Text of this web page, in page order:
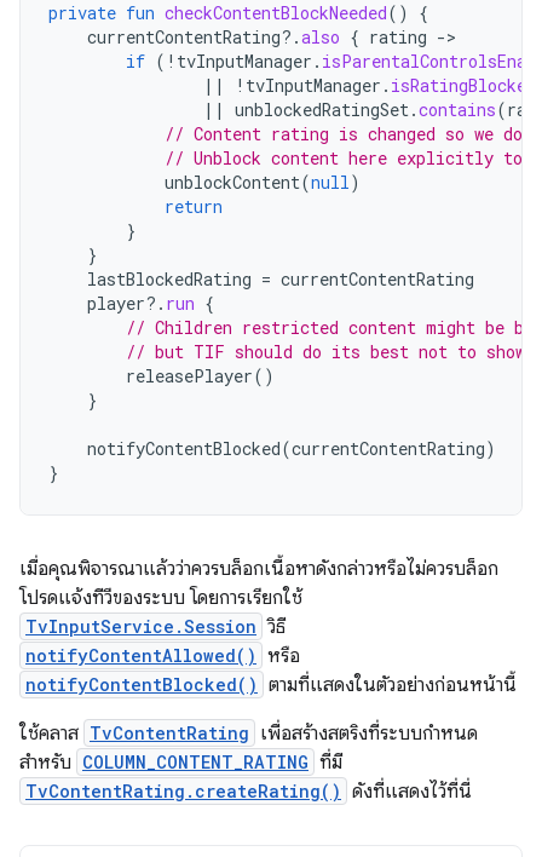
private fun checkContentBlockNeeded()
{
currentContentRating?.also { rating -
if ( ! tvInputManager .
||
! tvInputManager . isRatingBlocked
||
unblockedRatingSet.contains(
// Content rating is changed so we
// Unblock content here explicitly to
unblockContent(null)
return
}
}
lastBlockedRating = currentContentRating
player?. run {
// Children restricted content might be
// but TIF should do its best not to show
releasePlayer()
}
notifyContentBlocked(currentContentRating)
}
เมื่อคุณพิจารณาแล้วว่าควรบล็อกเนื้อหาดังกล่าวหรือไม่ควรบล็อก
โปรดแจ้งทีวีของระบบ โดยการเรียกใช้
TvInputService.Session วิธี
notifyContentAllowed() หรือ
notifyContentBlocked() ตามที่แสดงในตัวอย่างก่อนหน้านี้
ใช้คลาส TvContentRating เพื่อสร้างสตริงที่ระบบกำหนด
สำหรับ COLUMN_CONTENT_RATING ที่มี
TvContentRating.createRating() ดังที่แสดงไว้ที่นี่